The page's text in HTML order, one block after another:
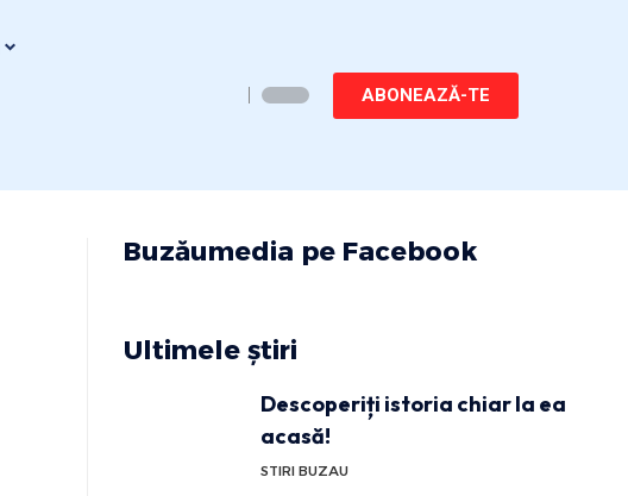
ABONEAZĂ-TE
Buzăumedia pe Facebook
Ultimele știri
Descoperiți istoria chiar la ea
acasă!
STIRI BUZAU